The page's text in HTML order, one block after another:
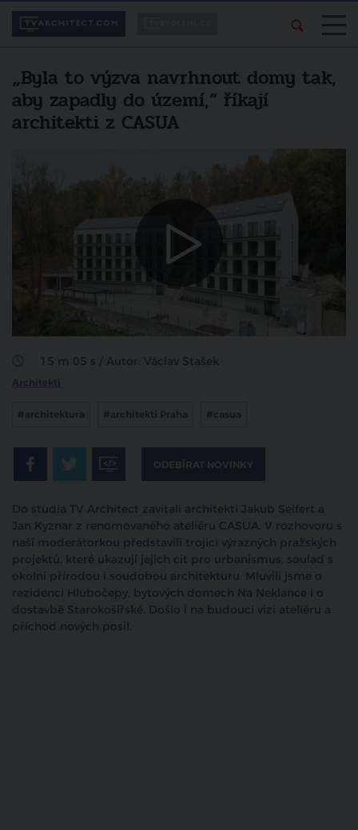
„Byla to výzva navrhnout domy tak,
aby zapadly do území,“ říkají
architekti z CASUA
Sdílejte ho svým
Luhačovicím máme velmi vřelý
vztah,“ říkají architekti ze Semela
15 m 05 s / Autor: Václav Stašek
Architekti
#architektura #architekti Praha #casua
ODEBÍRAT NOVINKY
Do studia TV Architect zavítali architekti Jakub Seifert a
Jan Kyznar z renomovaného ateliéru CASUA. V rozhovoru s
naší moderátorkou představili trojici výrazných pražských
projektů, které ukazují jejich cit pro urbanismus, soulad s
okolní přírodou i soudobou architekturu. Mluvili jsme o
rezidenci Hlubočepy, bytových domech Na Neklance i o
dostavbě Starokošířské. Došlo i na budoucí vizi ateliéru a
příchod nových posil.